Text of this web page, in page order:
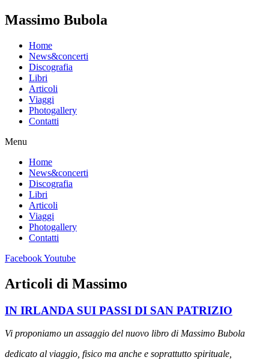
Massimo Bubola
Home
News&concerti
Discografia
Libri
Articoli
Viaggi
Photogallery
Contatti
Menu
Home
News&concerti
Discografia
Libri
Articoli
Viaggi
Photogallery
Contatti
FacebookYoutube
Articoli di Massimo
IN IRLANDA SUI PASSI DI SAN PATRIZIO
Vi proponiamo un assaggio del nuovo libro di Massimo Bubola
dedicato al viaggio, fisico ma anche e soprattutto spirituale,